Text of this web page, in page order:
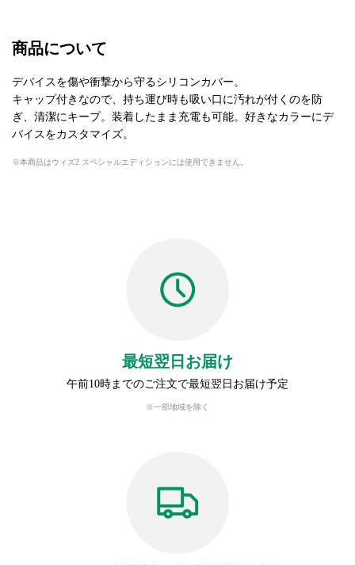
商品について
デバイスを傷や衝撃から守るシリコンカバー。
キャップ付きなので、持ち運び時も吸い口に汚れが付くのを防
ぎ、清潔にキープ。装着したまま充電も可能。好きなカラーにデ
バイスをカスタマイズ。
本商品はウィズ2 スペシャルエディションには使用できません。
最短翌日お届け
午前10時までのご注文で最短翌日お届け予定
※一部地域を除く